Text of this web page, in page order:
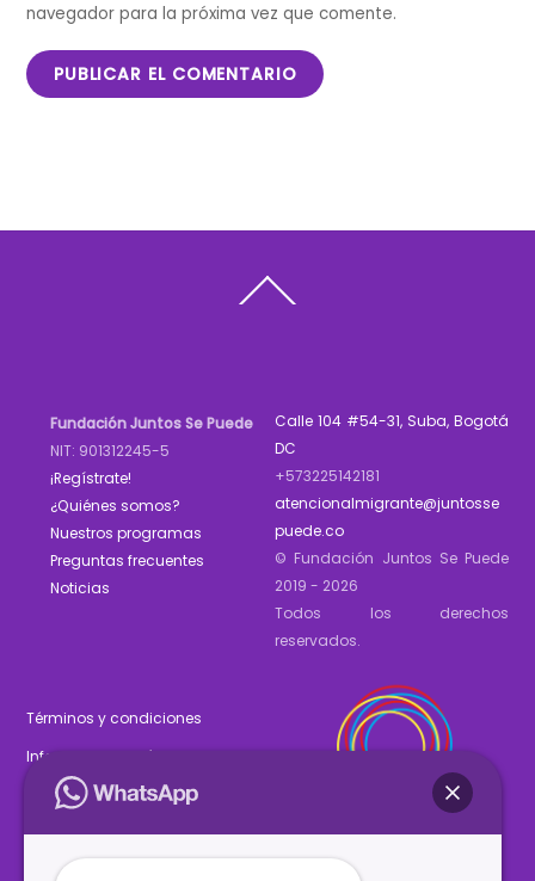
navegador para la próxima vez que comente.
To
Fundación Juntos Se Puede
NIT: 901312245-5
¡Regístrate!
¿Quiénes somos?
Nuestros programas
Preguntas frecuentes
Noticias
Calle 104 #54-31, Suba, Bogotá
DC
+573225142181
atencionalmigrante@juntosse
puede.co
© Fundación Juntos Se Puede
2019 - 2026
Todos los derechos
reservados.
Términos y condiciones
Informe de gestión 2025
Estados financieros 2025